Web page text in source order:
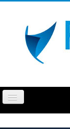
Cambiar
navegación
PUEBLA